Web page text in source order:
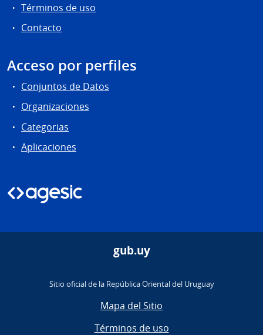
Términos de uso
Contacto
Acceso por perfiles
Conjuntos de Datos
Organizaciones
Categorias
Aplicaciones
gub.uy
Sitio oficial de la República Oriental del Uruguay
Mapa del Sitio
Términos de uso